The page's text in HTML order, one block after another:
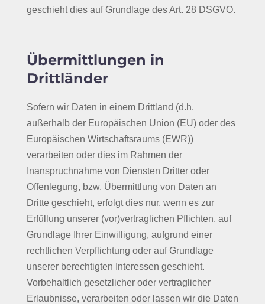
geschieht dies auf Grundlage des Art. 28 DSGVO.
Übermittlungen in
Drittländer
Sofern wir Daten in einem Drittland (d.h.
außerhalb der Europäischen Union (EU) oder des
Europäischen Wirtschaftsraums (EWR))
verarbeiten oder dies im Rahmen der
Inanspruchnahme von Diensten Dritter oder
Offenlegung, bzw. Übermittlung von Daten an
Dritte geschieht, erfolgt dies nur, wenn es zur
Erfüllung unserer (vor)vertraglichen Pflichten, auf
Grundlage Ihrer Einwilligung, aufgrund einer
rechtlichen Verpflichtung oder auf Grundlage
unserer berechtigten Interessen geschieht.
Vorbehaltlich gesetzlicher oder vertraglicher
Erlaubnisse, verarbeiten oder lassen wir die Daten